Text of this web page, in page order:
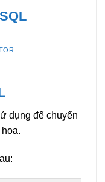
dụng để chuyển